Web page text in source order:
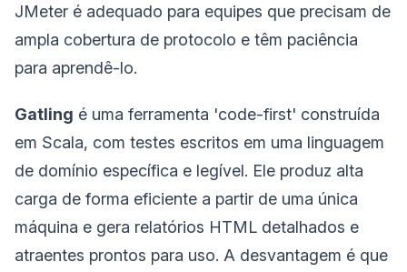
JMeter é adequado para equipes que precisam de
ampla cobertura de protocolo e têm paciência
para aprendê-lo.
Gatling é uma ferramenta 'code-first' construída
em Scala, com testes escritos em uma linguagem
de domínio específica e legível. Ele produz alta
carga de forma eficiente a partir de uma única
máquina e gera relatórios HTML detalhados e
atraentes prontos para uso. A desvantagem é que